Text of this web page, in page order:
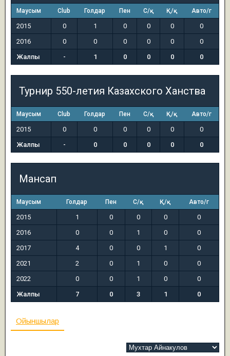
Маусым Club Голдар Пен С/қ Қ/қ Авто/г
2015 0 1 0 0 0
0
2016
0 0 0 0 0
0
Жалпы
- 1 0 0 0 0
Турнир 550-летия Казахского Ханства
Маусым Club Голдар Пен С/қ Қ/қ Авто/г
2015 0 0 0 0 0
0
Жалпы
- 0 0 0 0 0
Мансап
Маусым Голдар Пен С/қ Қ/қ Авто/г
2015 1 0 0 0
0
2016
0 0 1 0
0
2017
4 0 0 1
0
2021
2 0 1 0
0
2022
0 0 1 0
0
Жалпы
7 0 3 1 0
Ойыншылар